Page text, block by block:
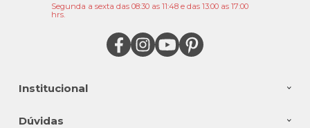
Institucional
Dúvidas
Segunda a sexta das 08:30 as 11:48 e das 13:00 as 17:00
hrs.